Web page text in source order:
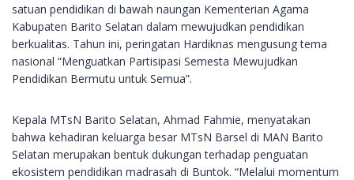
satuan pendidikan di bawah naungan Kementerian Agama
Kabupaten Barito Selatan dalam mewujudkan pendidikan
berkualitas. Tahun ini, peringatan Hardiknas mengusung tema
nasional “Menguatkan Partisipasi Semesta Mewujudkan
Pendidikan Bermutu untuk Semua”.
Kepala MTsN Barito Selatan, Ahmad Fahmie, menyatakan
bahwa kehadiran keluarga besar MTsN Barsel di MAN Barito
Selatan merupakan bentuk dukungan terhadap penguatan
ekosistem pendidikan madrasah di Buntok. “Melalui momentum